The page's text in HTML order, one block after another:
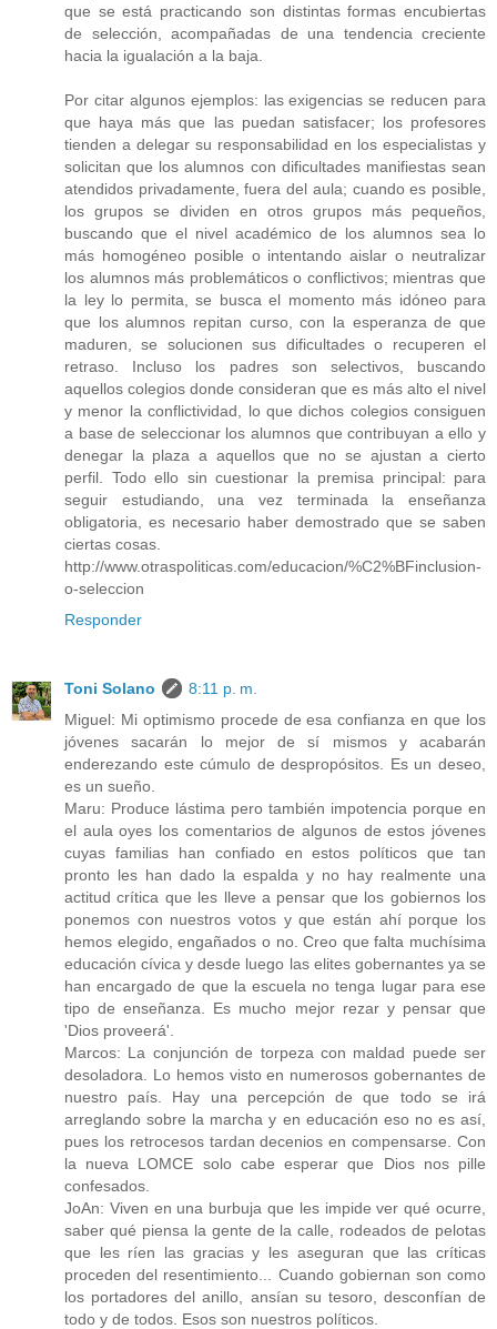
que se está practicando son distintas formas encubiertas
de selección, acompañadas de una tendencia creciente
hacia la igualación a la baja.
Por citar algunos ejemplos: las exigencias se reducen para
que haya más que las puedan satisfacer; los profesores
tienden a delegar su responsabilidad en los especialistas y
solicitan que los alumnos con dificultades manifiestas sean
atendidos privadamente, fuera del aula; cuando es posible,
los grupos se dividen en otros grupos más pequeños,
buscando que el nivel académico de los alumnos sea lo
más homogéneo posible o intentando aislar o neutralizar
los alumnos más problemáticos o conflictivos; mientras que
la ley lo permita, se busca el momento más idóneo para
que los alumnos repitan curso, con la esperanza de que
maduren, se solucionen sus dificultades o recuperen el
retraso. Incluso los padres son selectivos, buscando
aquellos colegios donde consideran que es más alto el nivel
y menor la conflictividad, lo que dichos colegios consiguen
a base de seleccionar los alumnos que contribuyan a ello y
denegar la plaza a aquellos que no se ajustan a cierto
perfil. Todo ello sin cuestionar la premisa principal: para
seguir estudiando, una vez terminada la enseñanza
obligatoria, es necesario haber demostrado que se saben
ciertas cosas.
http://www.otraspoliticas.com/educacion/%C2%BFinclusion-
o-seleccion
Responder
Toni Solano
8:11 p. m.
Miguel: Mi optimismo procede de esa confianza en que los
jóvenes sacarán lo mejor de sí mismos y acabarán
enderezando este cúmulo de despropósitos. Es un deseo,
es un sueño.
Maru: Produce lástima pero también impotencia porque en
el aula oyes los comentarios de algunos de estos jóvenes
cuyas familias han confiado en estos políticos que tan
pronto les han dado la espalda y no hay realmente una
actitud crítica que les lleve a pensar que los gobiernos los
ponemos con nuestros votos y que están ahí porque los
hemos elegido, engañados o no. Creo que falta muchísima
educación cívica y desde luego las elites gobernantes ya se
han encargado de que la escuela no tenga lugar para ese
tipo de enseñanza. Es mucho mejor rezar y pensar que
'Dios proveerá'.
Marcos: La conjunción de torpeza con maldad puede ser
desoladora. Lo hemos visto en numerosos gobernantes de
nuestro país. Hay una percepción de que todo se irá
arreglando sobre la marcha y en educación eso no es así,
pues los retrocesos tardan decenios en compensarse. Con
la nueva LOMCE solo cabe esperar que Dios nos pille
confesados.
JoAn: Viven en una burbuja que les impide ver qué ocurre,
saber qué piensa la gente de la calle, rodeados de pelotas
que les ríen las gracias y les aseguran que las críticas
proceden del resentimiento... Cuando gobiernan son como
los portadores del anillo, ansían su tesoro, desconfían de
todo y de todos. Esos son nuestros políticos.